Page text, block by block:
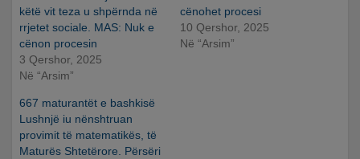
këtë vit teza u shpërnda në
rrjetet sociale. MAS: Nuk e
cënon procesin
3 Qershor, 2025
Në “Arsim”
cënohet procesi
10 Qershor, 2025
Në “Arsim”
667 maturantët e bashkisë
Lushnjë iu nënshtruan
provimit të matematikës, të
Maturës Shtetërore. Përsëri